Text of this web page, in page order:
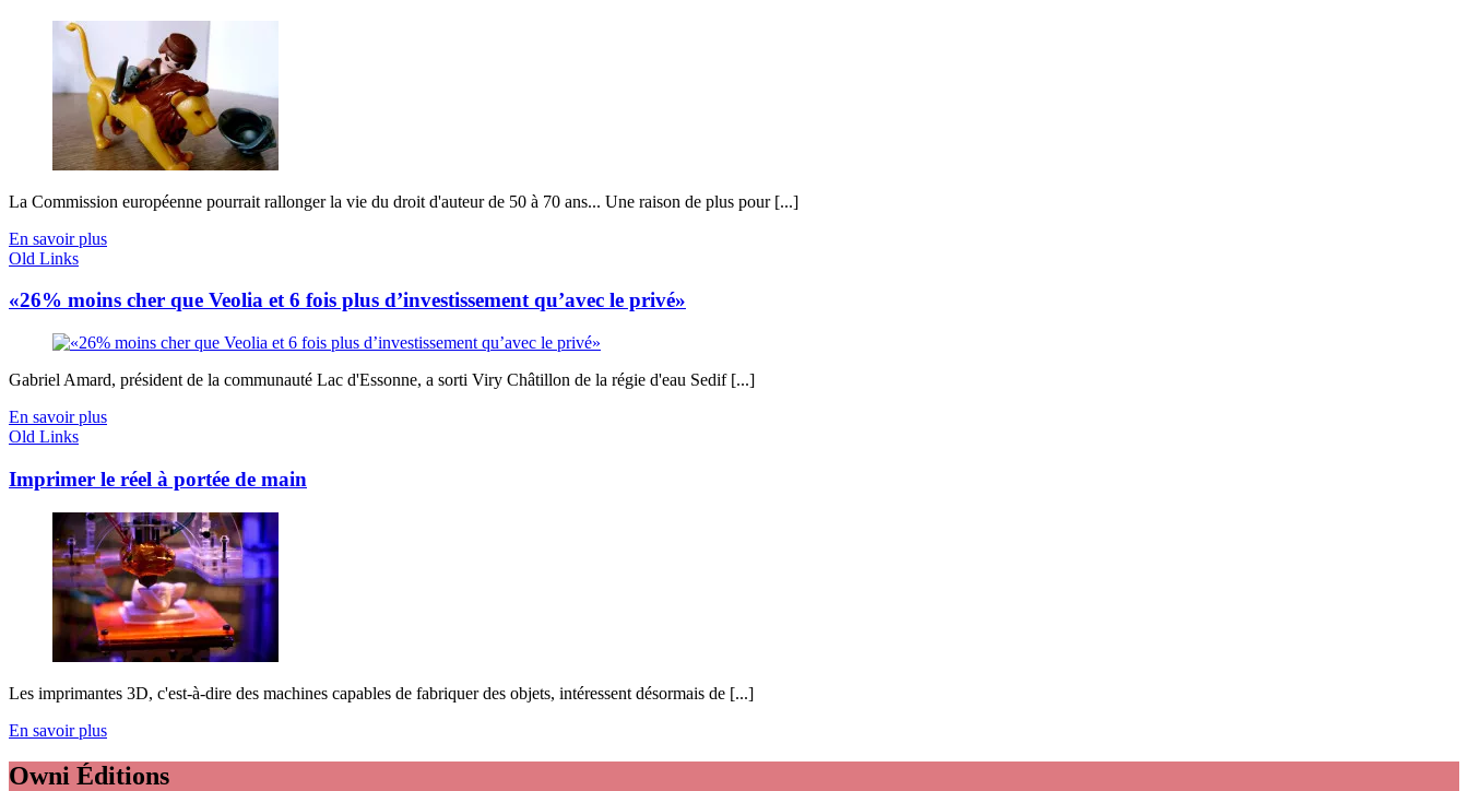
La Commission européenne pourrait rallonger la vie du droit d'auteur de 50 à 70 ans... Une raison de plus pour [...]
En savoir plus
Old Links
«26% moins cher que Veolia et 6 fois plus d’investissement qu’avec le privé»
Gabriel Amard, président de la communauté Lac d'Essonne, a sorti Viry Châtillon de la régie d'eau Sedif [...]
En savoir plus
Old Links
Imprimer le réel à portée de main
Les imprimantes 3D, c'est-à-dire des machines capables de fabriquer des objets, intéressent désormais de [...]
En savoir plus
Owni Éditions